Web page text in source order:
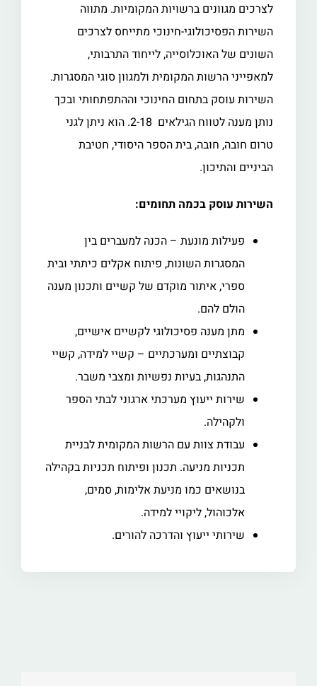
לצרכים מגוונים ברשויות המקומיות. מתווה
השירות הפסיכולוגי-חינוכי מתייחס לצרכים
השונים של האוכלוסייה, לייחוד התרבותי,
למאפייני הרשות המקומית ולמגוון סוגי המסגרות.
השירות עוסק בתחום החינוכי וההתפתחותי ובכך
נותן מענה לטווח הגילאים 2-18. הוא ניתן לגני
טרום חובה, חובה, בית הספר היסודי, חטיבת
הביניים והתיכון.
השירות עוסק בכמה תחומים:
פעילות מונעת – הכנה למעברים בין
המסגרות השונות, פיתוח אקלים כיתתי ובית
ספרי, איתור מוקדם של קשיים ותכנון מענה
הולם להם.
מתן מענה פסיכולוגי לקשיים אישיים,
קבוצתיים ומערכתיים – קשיי למידה, קשיי
התנהגות, בעיות נפשיות ומצבי משבר.
שירות ייעוץ מערכתי ארגוני לבתי הספר
ולקהילה.
עבודת צוות עם הרשות המקומית לבניית
תכניות מניעה. תכנון ופיתוח תכניות בקהילה
בנושאים כמו מניעת אלימות, סמים,
אלכוהול, ליקויי למידה.
שירותי ייעוץ והדרכה להורים.